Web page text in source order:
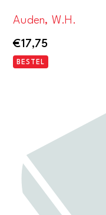
Auden, W.H.
€17,75
BESTEL